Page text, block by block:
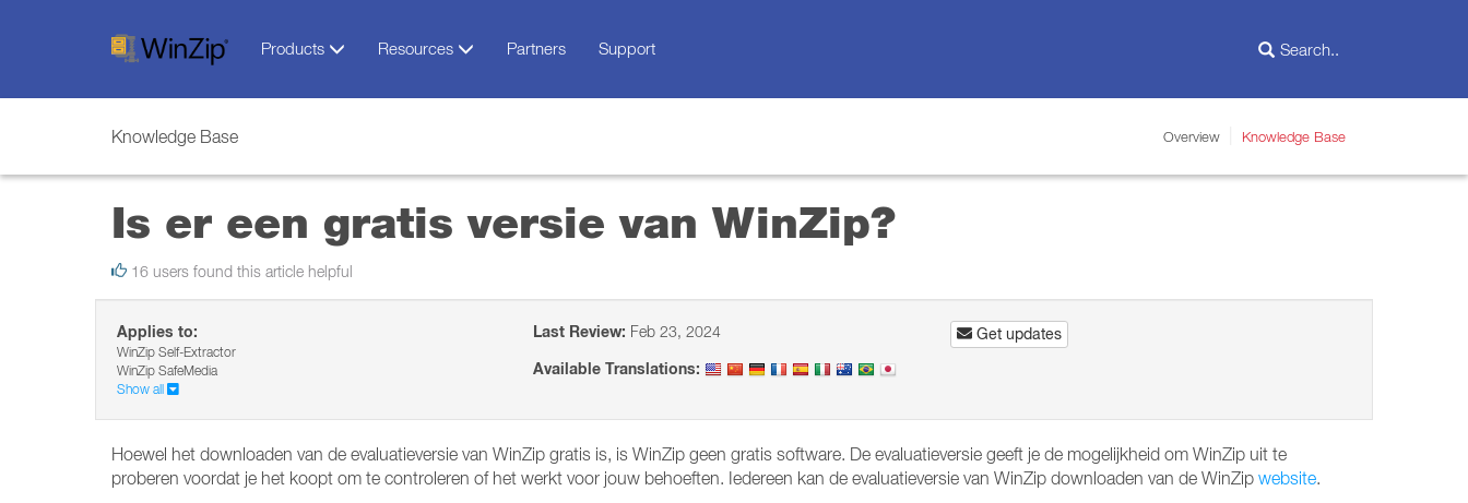
Products Resources Partners Support
Knowledge Base Overview Knowledge Base
Is er een gratis versie van WinZip?
16 users found this article helpful
Applies to:
WinZip Self-Extractor
WinZip SafeMedia
Show all
Last Review: Feb 23, 2024
Available Translations:
Get updates
Hoewel het downloaden van de evaluatieversie van WinZip gratis is, is WinZip geen gratis software. De evaluatieversie geeft je de mogelijkheid om WinZip uit te
proberen voordat je het koopt om te controleren of het werkt voor jouw behoeften. Iedereen kan de evaluatieversie van WinZip downloaden van de WinZip website.